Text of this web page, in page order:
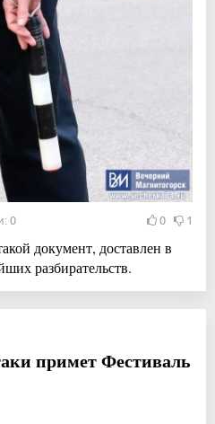
0 0 1
документ, доставлен в
разбирательств.
примет Фестиваль